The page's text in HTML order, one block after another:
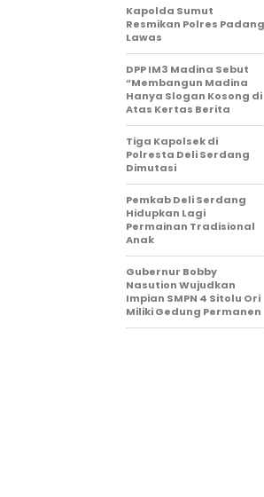
Kapolda Sumut
Resmikan Polres Padang
Lawas
DPP IM3 Madina Sebut
“Membangun Madina
Hanya Slogan Kosong di
Atas Kertas Berita
Tiga Kapolsek di
Polresta Deli Serdang
Dimutasi
Pemkab Deli Serdang
Hidupkan Lagi
Permainan Tradisional
Anak
Gubernur Bobby
Nasution Wujudkan
Impian SMPN 4 Sitolu Ori
Miliki Gedung Permanen